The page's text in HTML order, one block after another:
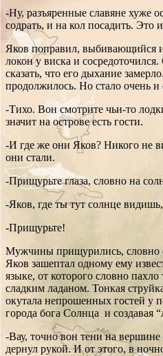
-Ну, разъяренные славяне хуже
содрать, и на кол посадить. Это
Яков поправил, выбивающийся
локон у виска и
сказать, что его дыхание
продолжилось. Но стало очень
-Тихо. Вон смотрите чьи-то
значит на острове есть гости.
-И где же они Яков? Никого не
они стали.
-Прищурьте глаза, словно на
-Яков, где ты тут солнце
-Прищурьте!
Мужчины прищурились, словно
Яков зашептал одному ему
языке, от которого словно
сладким ладаном. Тонкая
окутала непрошенных гостей у
города бога Солнца и создавая
-Вау, точно вон тени на
дернул рукой. И от этого, в